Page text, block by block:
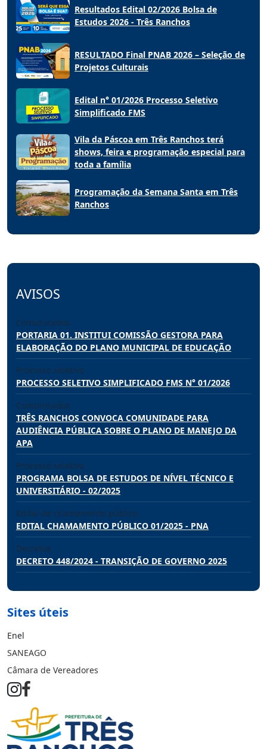
Resultados Edital 02/2026 Bolsa de
Estudos 2026 - Três Ranchos
RESULTADO Final PNAB 2026 – Seleção de
Projetos Culturais
Edital n° 01/2026 Processo Seletivo
Simplificado FMS
Vila da Páscoa em Três Ranchos terá
shows, feira e programação especial para
toda a família
Programação da Semana Santa em Três
Ranchos
AVISOS
Comunicados
PORTARIA 01. INSTITUI COMISSÃO GESTORA PARA
ELABORAÇÃO DO PLANO MUNICIPAL DE EDUCAÇÃO
Processo seletivo
PROCESSO SELETIVO SIMPLIFICADO FMS N° 01/2026
Comunicados
TRÊS RANCHOS CONVOCA COMUNIDADE PARA
AUDIÊNCIA PÚBLICA SOBRE O PLANO DE MANEJO DA
APA
Processo seletivo
PROGRAMA BOLSA DE ESTUDOS DE NÍVEL TÉCNICO E
UNIVERSITÁRIO - 02/2025
Edital de chamamento público
EDITAL CHAMAMENTO PÚBLICO 01/2025 - PNA
Decretos
DECRETO 448/2024 - TRANSIÇÃO DE GOVERNO 2025
Sites úteis
Enel
SANEAGO
Câmara de Vereadores